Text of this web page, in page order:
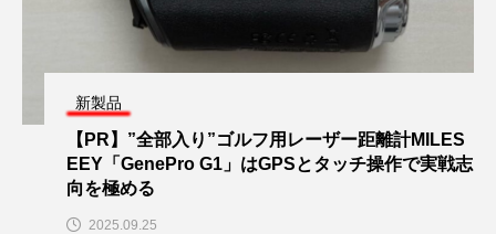
新製品
【PR】”全部入り”ゴルフ用レーザー距離計MILES
EEY「GenePro G1」はGPSとタッチ操作で実戦志
向を極める
2025.09.25